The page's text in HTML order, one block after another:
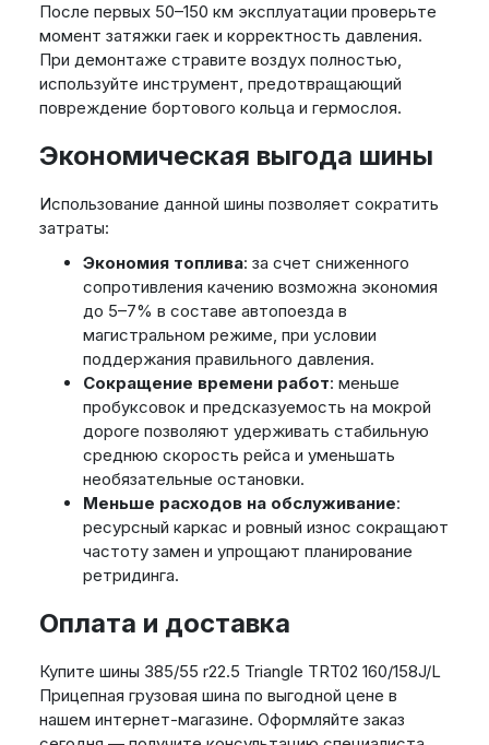
После первых 50–150 км эксплуатации проверьте
момент затяжки гаек и корректность давления.
При демонтаже стравите воздух полностью,
используйте инструмент, предотвращающий
повреждение бортового кольца и гермослоя.
Экономическая выгода шины
Использование данной шины позволяет сократить
затраты:
Экономия топлива: за счет сниженного
сопротивления качению возможна экономия
до 5–7% в составе автопоезда в
магистральном режиме, при условии
поддержания правильного давления.
Сокращение времени работ: меньше
пробуксовок и предсказуемость на мокрой
дороге позволяют удерживать стабильную
среднюю скорость рейса и уменьшать
необязательные остановки.
Меньше расходов на обслуживание:
ресурсный каркас и ровный износ сокращают
частоту замен и упрощают планирование
ретридинга.
Оплата и доставка
Купите шины 385/55 r22.5 Triangle TRT02 160/158J/L
Прицепная грузовая шина по выгодной цене в
нашем интернет-магазине. Оформляйте заказ